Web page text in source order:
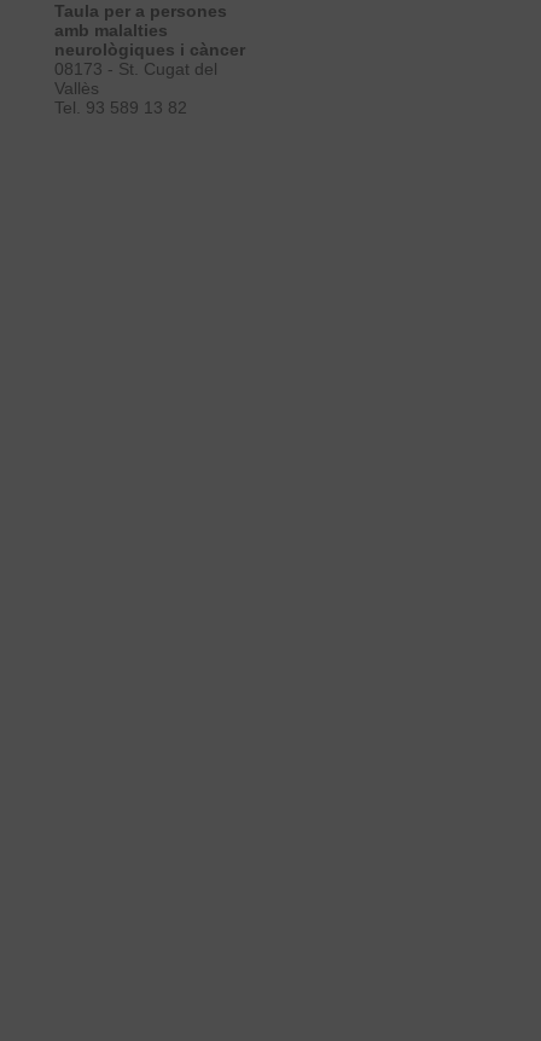
Taula per a persones
amb malalties
neurològiques i càncer
08173 - St. Cugat del
Vallès
Tel. 93 589 13 82